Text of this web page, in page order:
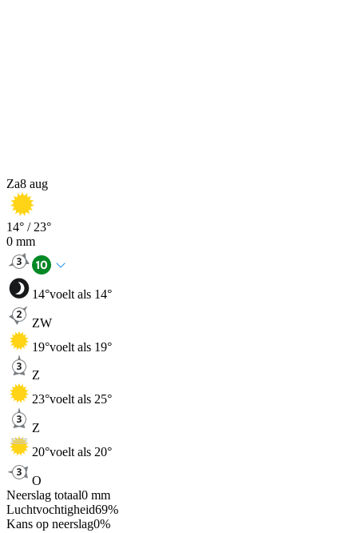
Za8 aug
14° / 23°
0 mm
14°voelt als 14°
ZW
19°voelt als 19°
Z
23°voelt als 25°
Z
20°voelt als 20°
O
Neerslag totaal0 mm
Luchtvochtigheid69%
Kans op neerslag0%